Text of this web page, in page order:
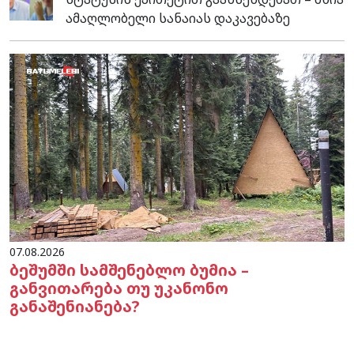
ამაღლობელი სანაიას დაკავებაზე
07.08.2026
ბეშუმში სამშენებლო ბუმია –
განვითარება თუ უკანონო
განაშენიანება?